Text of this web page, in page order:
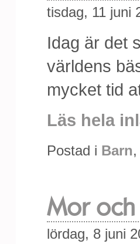
tisdag, 11 juni
Idag är det
världens
mycket tid
Läs hela
Postad i Barn,
Mor och
lördag, 8 juni